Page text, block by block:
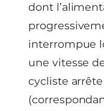
dont
interrompue
une vitesse
cycliste